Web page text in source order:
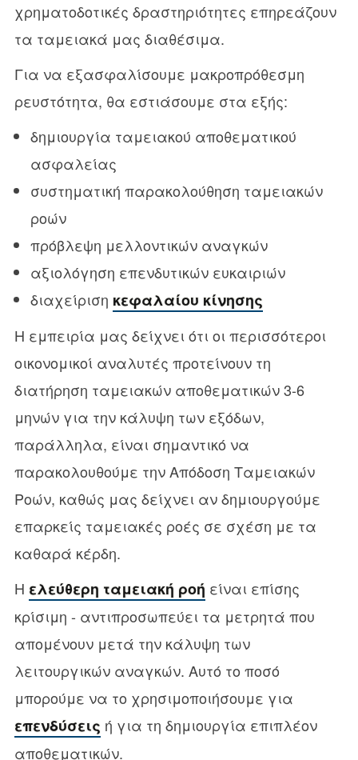
χρηματοδοτικές δραστηριότητες επηρεάζουν
τα ταμειακά μας διαθέσιμα.
Για να εξασφαλίσουμε μακροπρόθεσμη
ρευστότητα, θα εστιάσουμε στα εξής:
δημιουργία ταμειακού αποθεματικού
ασφαλείας
συστηματική παρακολούθηση ταμειακών
ροών
πρόβλεψη μελλοντικών αναγκών
αξιολόγηση επενδυτικών ευκαιριών
διαχείριση κεφαλαίου κίνησης
Η εμπειρία μας δείχνει ότι οι περισσότεροι
οικονομικοί αναλυτές προτείνουν τη
διατήρηση ταμειακών αποθεματικών 3-6
μηνών για την κάλυψη των εξόδων,
παράλληλα, είναι σημαντικό να
παρακολουθούμε την Απόδοση Ταμειακών
Ροών, καθώς μας δείχνει αν δημιουργούμε
επαρκείς ταμειακές ροές σε σχέση με τα
καθαρά κέρδη.
Η ελεύθερη ταμειακή ροή είναι επίσης
κρίσιμη - αντιπροσωπεύει τα μετρητά που
απομένουν μετά την κάλυψη των
λειτουργικών αναγκών. Αυτό το ποσό
μπορούμε να το χρησιμοποιήσουμε για
επενδύσεις ή για τη δημιουργία επιπλέον
αποθεματικών.